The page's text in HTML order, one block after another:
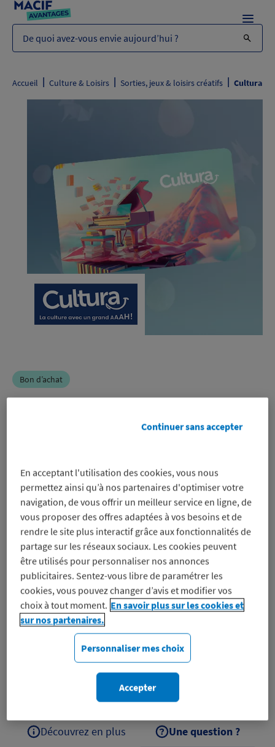
De quoi avez-vous envie aujourd’hui ?
Menu
Accueil | Culture & Loisirs | Sorties, jeux & loisirs créatifs | Cultura
Bon d’achat
sur un bon d’achat pour régler en
ligne (hors revendeur marketplace) et
en magasin, même sur les promos
Voir les conditions
Profitez-en
Tous les loisirs culturels et artistiques à portée de
main ! Lorsque Culture rime avec plaisir et partage de
ses passions ! Imaginez tout un lieu d’expériences
pour se cultiver, créer et…
Découvrez Cultura
Découvrez en plus Une question ?
En acceptant l'utilisation des cookies, vous nous
permettez ainsi qu’à nos partenaires d'optimiser votre
navigation, de vous offrir un meilleur service en ligne, de
vous proposer des offres adaptées à vos besoins et de
rendre le site plus interactif grâce aux fonctionnalités de
partage sur les réseaux sociaux. Les cookies peuvent
être utilisés pour personnaliser nos annonces
publicitaires. Sentez-vous libre de paramétrer les
cookies, vous pouvez changer d’avis et modifier vos
choix à tout moment. En savoir plus sur les cookies et
sur nos partenaires.
Personnaliser mes choix
Continuer sans accepter
Accepter